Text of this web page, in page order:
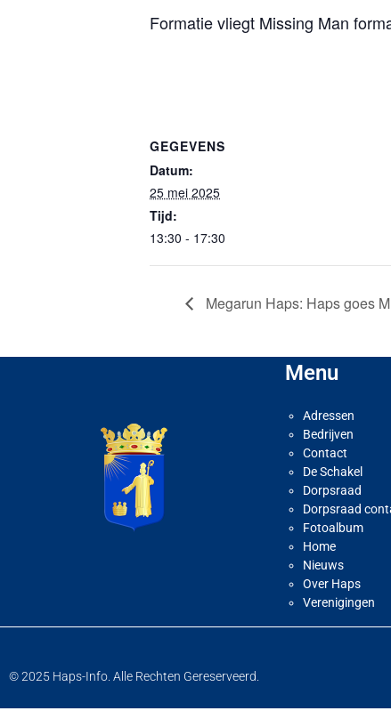
Formatie vliegt Missing Man
GEGEVENS
Datum:
25 mei 2025
Tijd:
13:30 - 17:30
Megarun Haps: Haps goes
Menu
Adressen
Bedrijven
Contact
De Schakel
Dorpsraad
Dorpsraad
Fotoalbum
Home
Nieuws
Over Haps
Verenigingen
© 2025 Haps-Info. Alle Rechten Gereserveerd.